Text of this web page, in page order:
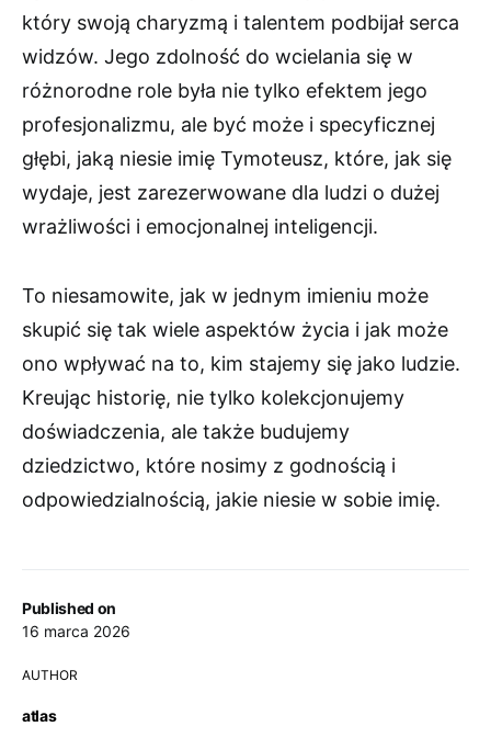
Published on
16 marca 2026
AUTHOR
atlas
który swoją charyzmą i talentem podbijał serca
widzów. Jego zdolność do wcielania się w
różnorodne role była nie tylko efektem jego
profesjonalizmu, ale być może i specyficznej
głębi, jaką niesie imię Tymoteusz, które, jak się
wydaje, jest zarezerwowane dla ludzi o dużej
wrażliwości i emocjonalnej inteligencji.
To niesamowite, jak w jednym imieniu może
skupić się tak wiele aspektów życia i jak może
ono wpływać na to, kim stajemy się jako ludzie.
Kreując historię, nie tylko kolekcjonujemy
doświadczenia, ale także budujemy
dziedzictwo, które nosimy z godnością i
odpowiedzialnością, jakie niesie w sobie imię.